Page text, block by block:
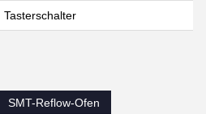
Tasterschalter
SMT-Reflow-Ofen